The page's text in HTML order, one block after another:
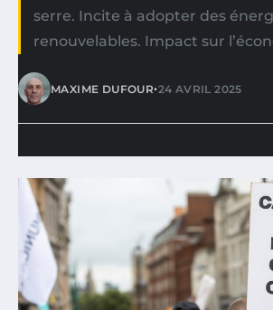
serre. Incite à adopter des
renouvelables. Impact sur
MAXIME DUFOUR•24 AVRIL 2025